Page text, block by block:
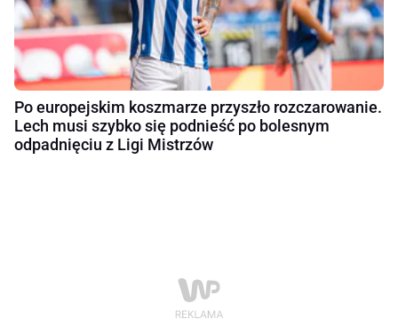
Po europejskim koszmarze przyszło rozczarowanie.
Lech musi szybko się podnieść po bolesnym
odpadnięciu z Ligi Mistrzów